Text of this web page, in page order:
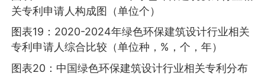
关专利申请人构成图（单位个）
图表19：2020-2024年绿色环保建筑设计行业相关
专利申请人综合比较（单位种，%，个，年）
图表20：中国绿色环保建筑设计行业相关专利分布